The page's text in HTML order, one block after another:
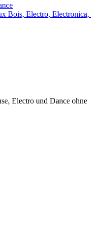
Bois, Electro, Electronica,
Electro und Dance ohne